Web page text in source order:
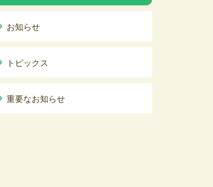
お知らせ
トピックス
重要なお知らせ